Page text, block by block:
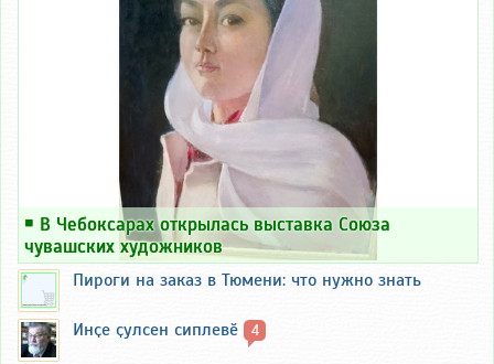
￭ В Чебоксарах открылась выставка Союза
чувашских художников
Пироги на заказ в Тюмени: что нужно знать
Инҫе ҫулсен сиплевӗ 4